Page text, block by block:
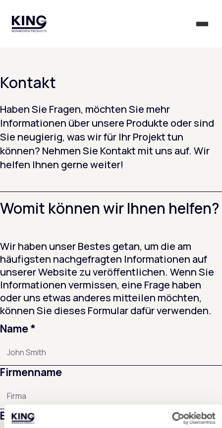
KING Group Logo - Startseite
Kontakt
Haben Sie Fragen, möchten Sie mehr
Informationen über unsere Produkte oder sind
Sie neugierig, was wir für Ihr Projekt tun
können? Nehmen Sie Kontakt mit uns auf. Wir
helfen Ihnen gerne weiter!
Womit können wir Ihnen helfen?
Wir haben unser Bestes getan, um die am
häufigsten nachgefragten Informationen auf
unserer Website zu veröffentlichen. Wenn Sie
Informationen vermissen, eine Frage haben
oder uns etwas anderes mitteilen möchten,
können Sie dieses Formular dafür verwenden.
Name*
Firmenname
E-Mail Adresse